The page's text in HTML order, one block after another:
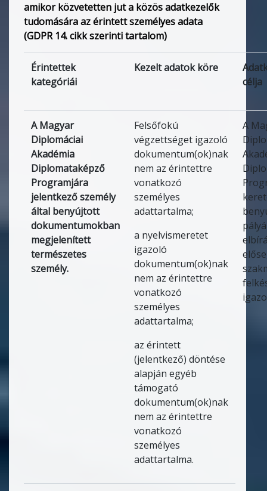
amikor közvetetten jut a közös adatkezelők
tudomására az érintett személyes adata
(GDPR 14. cikk szerinti tartalom)
Érintettek
kategóriái
Kezelt adatok köre
célja
A Magyar
Diplomáciai
Akadémia
Diplomataképző
Programjára
jelentkező személy
által benyújtott
dokumentumokban
megjelenített
természetes
személy.
Felsőfokú
végzettséget igazoló
dokumentum(ok)nak
nem az érintettre
vonatkozó
személyes
adattartalma;
a nyelvismeretet
igazoló
dokumentum(ok)nak
nem az érintettre
vonatkozó
személyes
adattartalma;
az érintett
(jelentkező) döntése
alapján egyéb
támogató
dokumentum(ok)nak
nem az érintettre
vonatkozó
személyes
adattartalma.
A